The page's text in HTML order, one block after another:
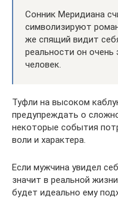
Сонник Меридиана
символизируют
же спящий видит
реальности он
человек.
Туфли на высоком
предупреждать о
некоторые события
воли и характера.
Если мужчина увидел
значит в реальной
будет идеально ему